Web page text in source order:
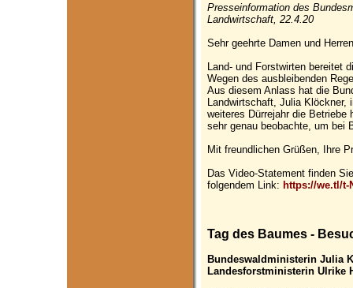
Presseinformation des
Landwirtschaft, 22.4.20
Sehr geehrte Damen und
Land- und Forstwirten bereitet
Wegen des ausbleibenden
Aus diesem Anlass hat die
Landwirtschaft, Julia
weiteres Dürrejahr die
sehr genau beobachte, um bei
Mit freundlichen Grüßen, Ihre
Das Video-Statement finden
folgendem Link: https://we.tl/t-
Tag des Baumes -
Bundeswaldministerin Julia
Landesforstministerin Ulrike